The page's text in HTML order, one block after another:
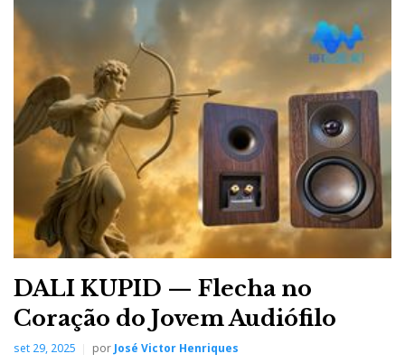
DALI KUPID — Flecha no
Coração do Jovem Audiófilo
set 29, 2025 por José Victor Henriques